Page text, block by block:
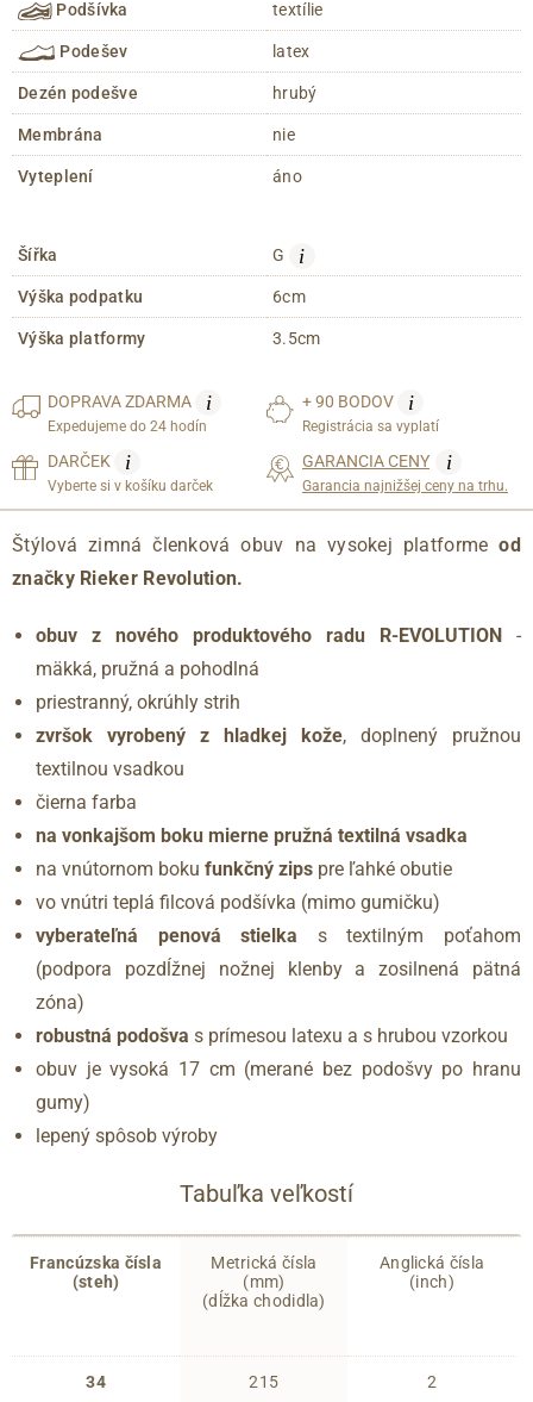
Podšívka textílie
Podešev latex
Dezén podešve hrubý
Membrána nie
Vyteplení áno
Šířka G i
Výška podpatku 6cm
Výška platformy 3.5cm
DOPRAVAZDARMA i
Expedujeme do 24 hodín
+ 90 BODOV i
Registrácia sa vyplatí
DARČEK i
Vyberte si v košíku darček
GARANCIA CENY i
Garancia najnižšej ceny na trhu.
Štýlová zimná členková obuv na vysokej platformeod
značky Rieker Revolution.
obuv z nového produktového radu R-EVOLUTION -
mäkká, pružná a pohodlná
priestranný, okrúhly strih
zvršok vyrobený z hladkej kože, doplnený pružnou
textilnou vsadkou
čierna farba
na vonkajšom boku mierne pružná textilná vsadka
na vnútornom boku funkčný zips pre ľahké obutie
vo vnútri teplá filcová podšívka (mimo gumičku)
vyberateľná penová stielka s textilným poťahom
(podpora pozdĺžnej nožnej klenby a zosilnená pätná
zóna)
robustná podošva s prímesou latexu a s hrubou vzorkou
obuv je vysoká 17 cm (merané bez podošvy po hranu
gumy)
lepený spôsob výroby
Tabuľka veľkostí
Francúzska čísla
(steh)
34
Metrická čísla
(mm)
(dĺžka chodidla)
215
Anglická čísla
(inch)
2